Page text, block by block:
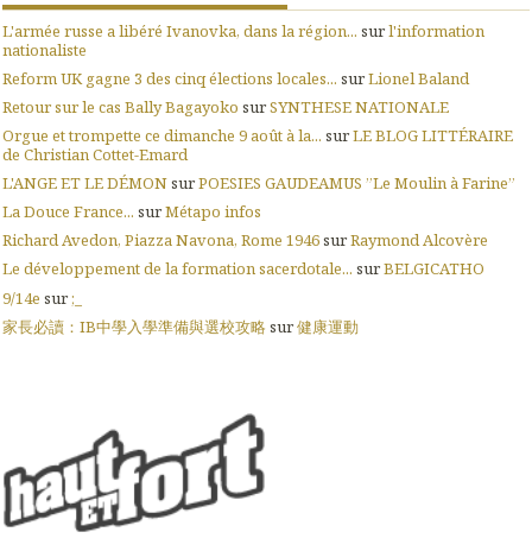
L'armée russe a libéré Ivanovka, dans la région... surl'information
nationaliste
Reform UK gagne 3 des cinq élections locales... surLionel Baland
Retour sur le cas Bally Bagayoko surSYNTHESE NATIONALE
Orgue et trompette ce dimanche 9 août à la... surLE BLOG LITTÉRAIRE
de Christian Cottet-Emard
L'ANGE ET LE DÉMONsurPOESIES GAUDEAMUS ”Le Moulin à Farine”
La Douce France... surMétapo infos
Richard Avedon, Piazza Navona, Rome 1946surRaymond Alcovère
Le développement de la formation sacerdotale... surBELGICATHO
9/14e sur;_
家長必讀：IB中學入學準備與選校攻略 sur健康運動